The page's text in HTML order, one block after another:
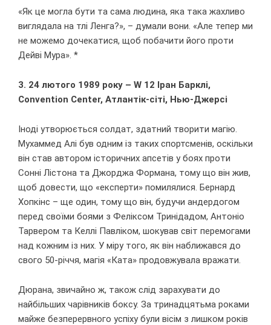
«Як це могла бути та сама людина, яка така жахливо
виглядала на тлі Ленга?», – думали вони. «Але тепер ми
не можемо дочекатися, щоб побачити його проти
Дейві Мура». *
3. 24 лютого 1989 року – W 12 Іран Барклі,
Convention Center, Атлантік-сіті, Нью-Джерсі
Іноді утворюється солдат, здатний творити магію.
Мухаммед Алі був одним із таких спортсменів, оскільки
він став автором історичних апсетів у боях проти
Сонні Лістона та Джорджа Формана, тому що він жив,
щоб довести, що «експерти» помилялися. Бернард
Хопкінс – ще один, тому що він, будучи андердогом
перед своїми боями з Феліксом Тринідадом, Антоніо
Тарвером та Келлі Павліком, шокував світ перемогами
над кожним із них. У міру того, як він наближався до
свого 50-річчя, магія «Ката» продовжувала вражати.
Дюрана, звичайно ж, також слід зарахувати до
найбільших чарівників боксу. За тринадцятьма роками
майже безперервного успіху були вісім з лишком років